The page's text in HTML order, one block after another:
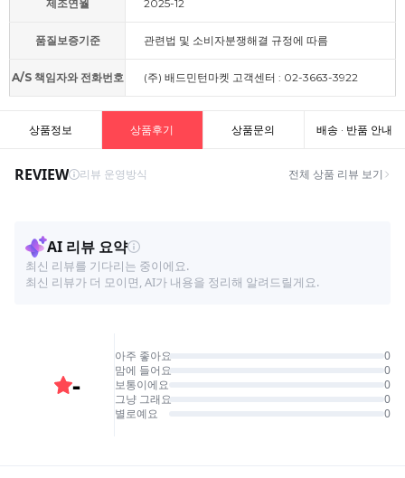
제조연월 2025-12
품질보증기준 관련법 및 소비자분쟁해결 규정에 따름
A/S 책임자와 전화번호 (주) 배드민턴마켓 고객센터 : 02-3663-3922
상품정보 상품후기 상품문의 배송 · 반품 안내